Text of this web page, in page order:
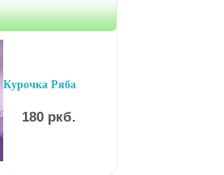
Курочка Ряба
180 ркб.